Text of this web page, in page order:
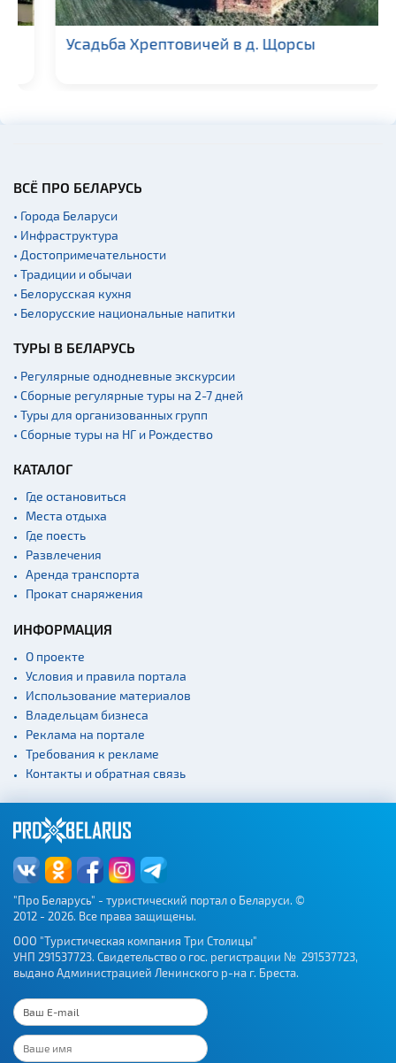
Усадьба Хрептовичей в д. Щорсы
ВСЁ ПРО БЕЛАРУСЬ
• Города Беларуси
• Инфраструктура
• Достопримечательности
• Традиции и обычаи
• Белорусская кухня
• Белорусские национальные напитки
ТУРЫ В БЕЛАРУСЬ
• Регулярные однодневные экскурсии
• Сборные регулярные туры на 2-7 дней
• Туры для организованных групп
• Сборные туры на НГ и Рождество
КАТАЛОГ
Где остановиться
Места отдыха
Где поесть
Развлечения
Аренда транспорта
Прокат снаряжения
ИНФОРМАЦИЯ
О проекте
Условия и правила портала
Использование материалов
Владельцам бизнеса
Реклама на портале
Требования к рекламе
Контакты и обратная связь
"Про Беларусь" - туристический портал о Беларуси. ©
2012 - 2026. Все права защищены.
ООО "Туристическая компания Три Столицы"
УНП 291537723. Свидетельство о гос. регистрации № 291537723,
выдано Администрацией Ленинского р-на г. Бреста.